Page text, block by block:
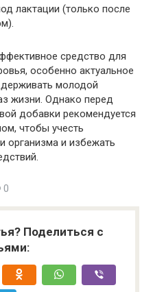
лактации (только после
средство для
особенно актуальное
молодой
жизни. Однако перед
добавки рекомендуется
чтобы учесть
организма и избежать
0
Поделиться с